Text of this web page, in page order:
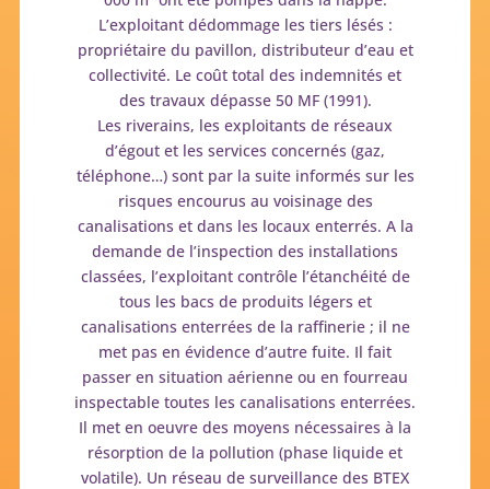
L’exploitant dédommage les tiers lésés :
propriétaire du pavillon, distributeur d’eau et
collectivité. Le coût total des indemnités et
des travaux dépasse 50 MF (1991).
Les riverains, les exploitants de réseaux
d’égout et les services concernés (gaz,
téléphone…) sont par la suite informés sur les
risques encourus au voisinage des
canalisations et dans les locaux enterrés. A la
demande de l’inspection des installations
classées, l’exploitant contrôle l’étanchéité de
tous les bacs de produits légers et
canalisations enterrées de la raffinerie ; il ne
met pas en évidence d’autre fuite. Il fait
passer en situation aérienne ou en fourreau
inspectable toutes les canalisations enterrées.
Il met en oeuvre des moyens nécessaires à la
résorption de la pollution (phase liquide et
volatile). Un réseau de surveillance des BTEX